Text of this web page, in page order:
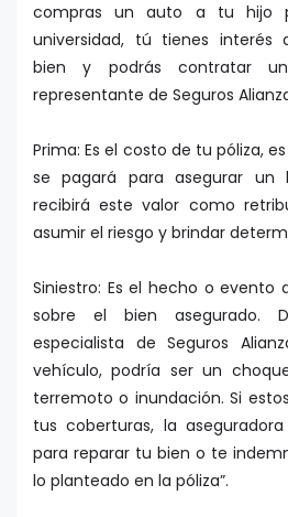
compras un auto a tu hijo
universidad, tú tienes interés
bien y podrás contratar
representante de Seguros
Prima: Es el costo de tu póliza,
se pagará para asegurar un
recibirá este valor como
asumir el riesgo y brindar
Siniestro: Es el hecho o evento
sobre el bien asegurado.
especialista de Seguros
vehículo, podría ser un
terremoto o inundación. Si
tus coberturas, la
para reparar tu bien o te
lo planteado en la póliza”.